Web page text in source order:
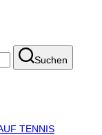
Suchen
TENNIS